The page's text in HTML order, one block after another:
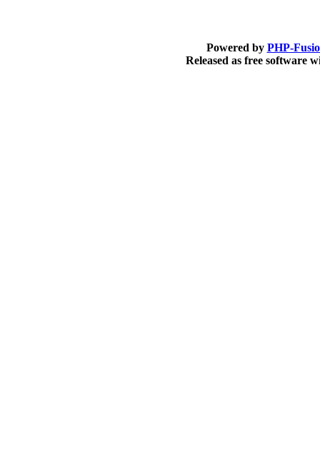
Powered by PHP-
Released as free software